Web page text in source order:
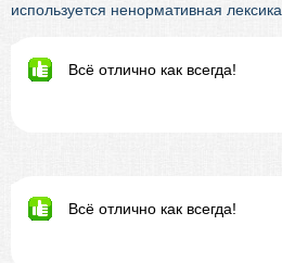
используется ненормативная лексика.
Всё отлично как всегда!
Всё отлично как всегда!